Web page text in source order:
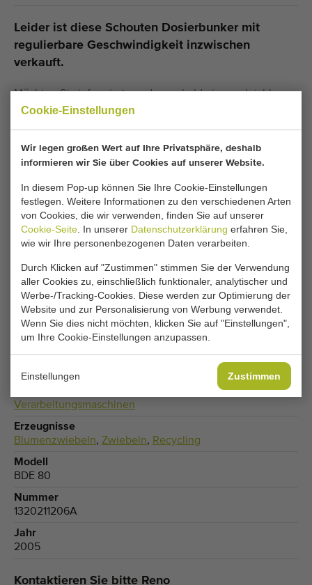
Cookie-Einstellungen
Wir legen großen Wert auf Ihre Privatsphäre, deshalb
informieren wir Sie über Cookies auf unserer Website.
In diesem Pop-up können Sie Ihre Cookie-Einstellungen
festlegen. Weitere Informationen zu den verschiedenen Arten
von Cookies, die wir verwenden, finden Sie auf unserer
Cookie-Seite . In unserer Datenschutzerklärung erfahren Sie,
wie wir Ihre personenbezogenen Daten verarbeiten.
Durch Klicken auf "Zustimmen" stimmen Sie der Verwendung
aller Cookies zu, einschließlich funktionaler, analytischer und
Werbe-/Tracking-Cookies. Diese werden zur Optimierung der
Website und zur Personalisierung von Werbung verwendet.
Wenn Sie dies nicht möchten, klicken Sie auf "Einstellungen",
um Ihre Cookie-Einstellungen anzupassen.
Einstellungen Zustimmen
Leider ist diese Schouten Dosierbunker mit
regulierbare Geschwindigkeit inzwischen
verkauft.
Möchten Sie informiert werden, sobald ein vergleichbares
Dosierbunker verfügbar ist? Geben Sie hier Ihre Daten ein.
Ihre aktuellen Cookie-Einstellungen blockieren
Einstellungen an, um auf diesen Bereich
zuzugreifen.
COOKIE-EINSTELLUNGEN ÄNDERN
Typ
Dosierbunker
Marke
Verarbeitungsmaschinen
Erzeugnisse
Blumenzwiebeln, Zwiebeln, Recycling
Modell
BDE 80
Nummer
1320211206A
Jahr
2005
Kontaktieren Sie bitte Reno